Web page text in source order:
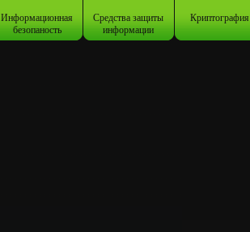
Информационная
безопаность
Средства защиты
информации
Криптография